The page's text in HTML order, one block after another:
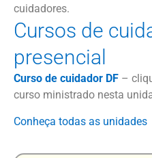
cuidadores.
Cursos de
presencial
Curso de cuidador DF –
curso ministrado nesta
Conheça todas as unidades